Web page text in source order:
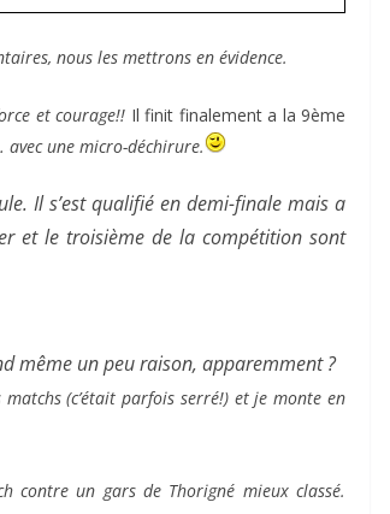
nous les mettrons en évidence.
et courage!! Il finit finalement a la 9ème
avec une micro-déchirure.
Il s’est qualifié en demi-finale mais a
et le troisième de la compétition sont
même un peu raison, apparemment ?
(c’était parfois serré!) et je monte en
contre un gars de Thorigné mieux classé.